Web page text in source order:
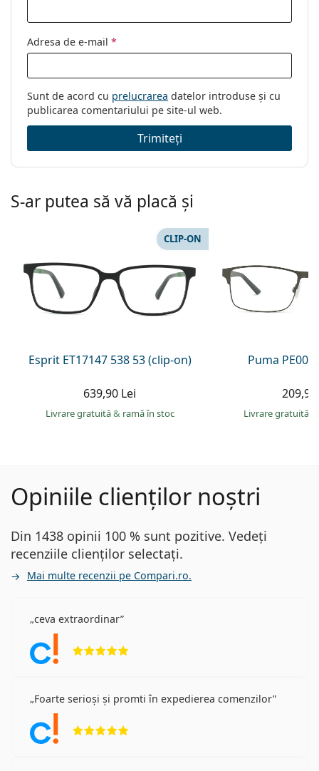
Cod:
Adresa de e-mail *
Sunt de acord cu prelucrarea datelor introduse și cu
publicarea comentariului pe site-ul web.
Trimiteți
S-ar putea să vă placă și
Esprit ET17147 538 53 (clip-on)
CLIP-ON
639,90 Lei
Livrare gratuită& ramă în stoc
Puma
Livrare gratuită
Opiniile clienților noștri
Din 1438 opinii 100 % sunt pozitive. Vedeți
recenziile clienților selectați.
Mai multe recenzii pe Compari.ro.
ceva extraordinar
Foarte serioși și promti în expedierea comenzilor